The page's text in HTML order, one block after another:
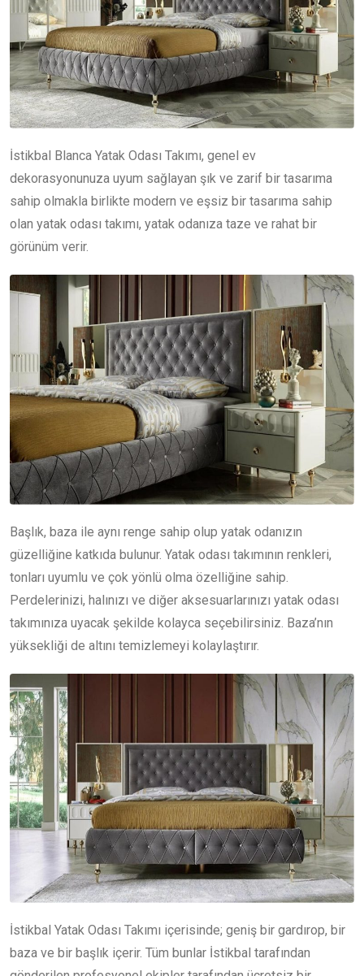
İstikbal Blanca Yatak Odası Takımı, genel ev
dekorasyonunuza uyum sağlayan şık ve zarif bir tasarıma
sahip olmakla birlikte modern ve eşsiz bir tasarıma sahip
olan yatak odası takımı, yatak odanıza taze ve rahat bir
görünüm verir.
Başlık, baza ile aynı renge sahip olup yatak odanızın
güzelliğine katkıda bulunur. Yatak odası takımının renkleri,
tonları uyumlu ve çok yönlü olma özelliğine sahip.
Perdelerinizi, halınızı ve diğer aksesuarlarınızı yatak odası
takımınıza uyacak şekilde kolayca seçebilirsiniz. Baza’nın
yüksekliği de altını temizlemeyi kolaylaştırır.
İstikbal Yatak Odası Takımı içerisinde; geniş bir gardırop, bir
baza ve bir başlık içerir. Tüm bunlar İstikbal tarafından